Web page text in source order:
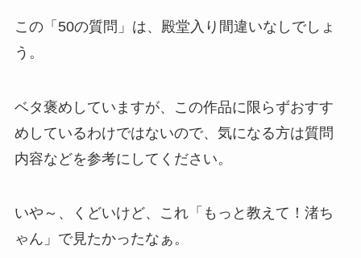
この「50の質問」は、殿堂入り間違いなしでしょ
う。
ベタ褒めしていますが、この作品に限らずおすす
めしているわけではないので、気になる方は質問
内容などを参考にしてください。
いや～、くどいけど、これ「もっと教えて！渚ち
ゃん」で見たかったなぁ。